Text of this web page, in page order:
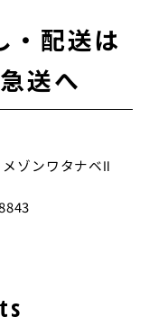
・配送は
送へ
メゾンワタナベⅡ